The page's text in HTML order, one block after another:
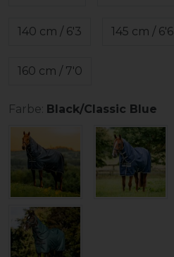
140 cm / 6'3 145 cm / 6'6
160 cm / 7'0
Farbe: Black/Classic Blue